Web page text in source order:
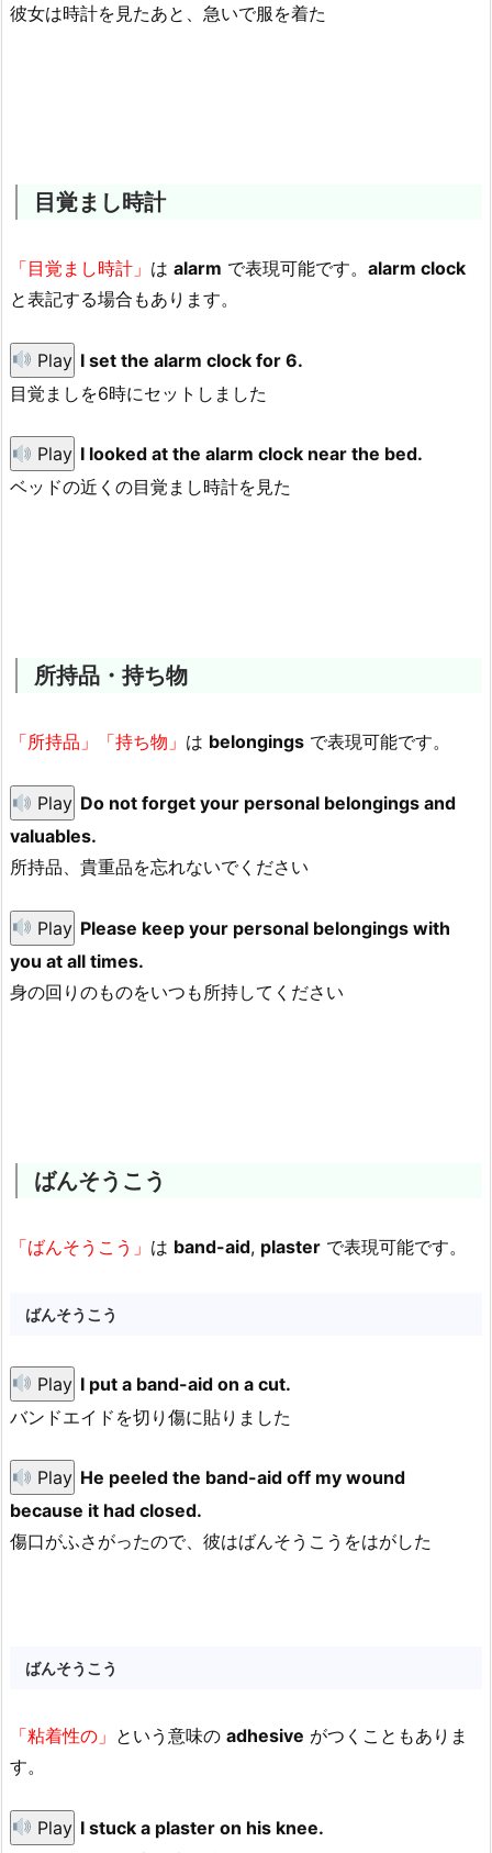
彼女は時計を見たあと、急いで服を着た
目覚まし時計
「目覚まし時計」 は alarm で表現可能です。 alarm clock
と表記する場合もあります。
Play I set the alarm clock for 6.
目覚ましを6時にセットしました
Play I looked at the alarm clock near the bed.
ベッドの近くの目覚まし時計を見た
所持品・持ち物
「所持品」「持ち物」 は belongings で表現可能です。
Play Do not forget your personal belongings and
valuables.
所持品、貴重品を忘れないでください
Play Please keep your personal belongings with
you at all times.
身の回りのものをいつも所持してください
ばんそうこう
「ばんそうこう」 は band-aid, plaster で表現可能です。
ばんそうこう
Play I put a band-aid on a cut.
バンドエイドを切り傷に貼りました
Play He peeled the band-aid off my wound
because it had closed.
傷口がふさがったので、彼はばんそうこうをはがした
ばんそうこう
「粘着性の」 という意味の adhesive がつくこともありま
す。
Play I stuck a plaster on his knee.